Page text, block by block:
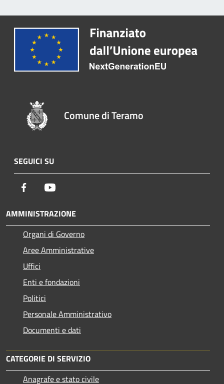
Comune di Teramo
SEGUICI SU
Facebook
AMMINISTRAZIONE
Organi di Governo
Aree Amministrative
Uffici
Enti e fondazioni
Politici
Personale Amministrativo
Documenti e dati
CATEGORIE DI SERVIZIO
Anagrafe e stato civile